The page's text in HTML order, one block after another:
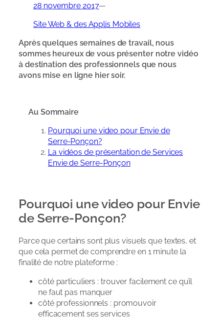
28 novembre 2017—
Site Web & des Applis Mobiles
Après quelques semaines de travail, nous
sommes heureux de vous présenter notre vidéo
à destination des professionnels que nous
avons mise en ligne hier soir.
Au Sommaire
Pourquoi une video pour Envie de
Serre-Ponçon?
La vidéos de présentation de Services
Envie de Serre-Ponçon
Pourquoi une video pour Envie
de Serre-Ponçon?
Parce que certains sont plus visuels que textes, et
que cela permet de comprendre en 1 minute la
finalité de notre plateforme :
côté particuliers : trouver facilement ce qu’il
ne faut pas manquer
côté professionnels : promouvoir
efficacement ses services